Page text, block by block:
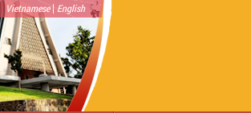
Vietnamese| English